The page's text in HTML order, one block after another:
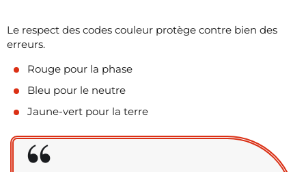
Le respect des codes couleur protège contre bien des
erreurs.
Rouge pour la phase
Bleu pour le neutre
Jaune-vert pour la terre